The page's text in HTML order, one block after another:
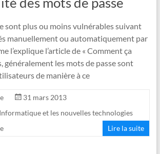
sont plus ou moins vulnérables suivant
manuellement ou automatiquement par
l’explique l’article de « Comment ça
généralement les mots de passe sont
de manière à ce
31 mars 2013
et les nouvelles technologies
Lire la suite